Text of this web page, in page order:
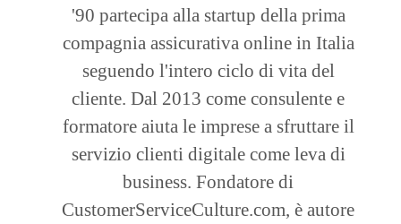
'90 partecipa alla startup della prima
compagnia assicurativa online in Italia
seguendo l'intero ciclo di vita del
cliente. Dal 2013 come consulente e
formatore aiuta le imprese a sfruttare il
servizio clienti digitale come leva di
business. Fondatore di
CustomerServiceCulture.com, è autore